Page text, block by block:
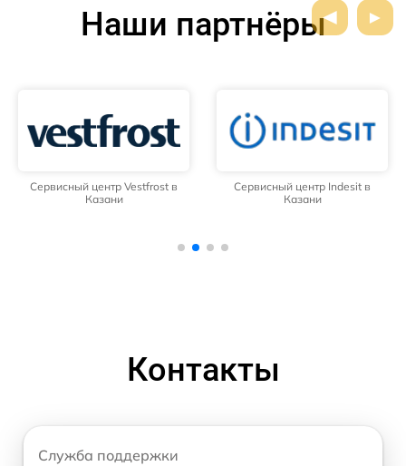
Наши партнёры
Сервисный центр Vestfrost в
Казани
Сервисный центр Indesit в
Казани
Контакты
Служба поддержки